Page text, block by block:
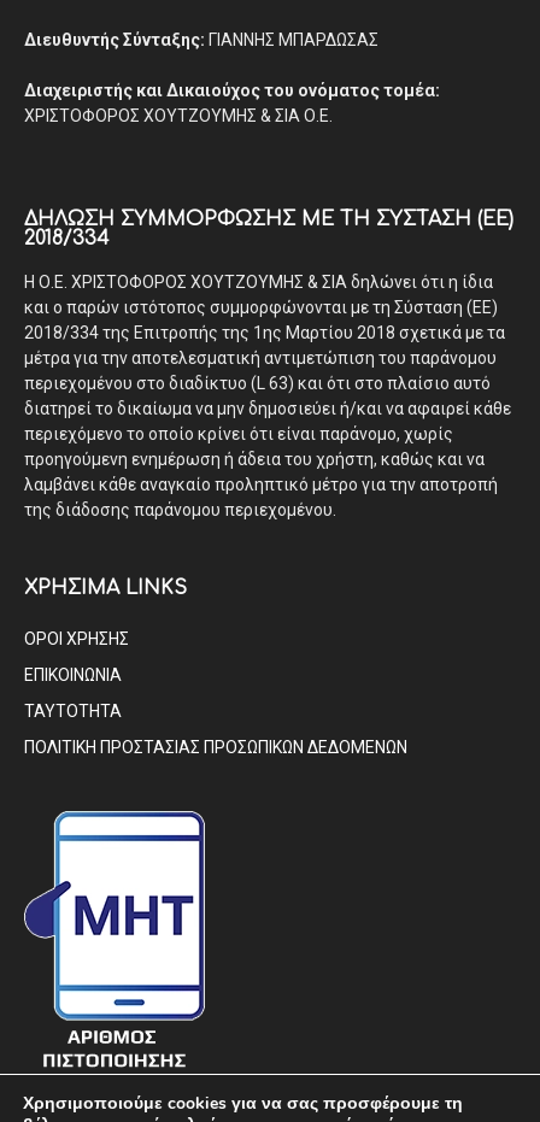
Διευθυντής Σύνταξης: ΓΙΑΝΝΗΣ ΜΠΑΡΔΩΣΑΣ
Διαχειριστής και Δικαιούχος του ονόματος τομέα:
ΧΡΙΣΤΟΦΟΡΟΣ ΧΟΥΤΖΟΥΜΗΣ & ΣΙΑ Ο.Ε.
ΔΉΛΩΣΗ ΣΥΜΜΌΡΦΩΣΗΣ ΜΕ ΤΗ ΣΎΣΤΑΣΗ (ΕΕ)
2018/334
Η Ο.Ε. ΧΡΙΣΤΟΦΟΡΟΣ ΧΟΥΤΖΟΥΜΗΣ & ΣΙΑ δηλώνει ότι η ίδια
και ο παρών ιστότοπος συμμορφώνονται με τη Σύσταση (ΕΕ)
2018/334 της Επιτροπής της 1ης Μαρτίου 2018 σχετικά με τα
μέτρα για την αποτελεσματική αντιμετώπιση του παράνομου
περιεχομένου στο διαδίκτυο (L 63) και ότι στο πλαίσιο αυτό
διατηρεί το δικαίωμα να μην δημοσιεύει ή/και να αφαιρεί κάθε
περιεχόμενο το οποίο κρίνει ότι είναι παράνομο, χωρίς
προηγούμενη ενημέρωση ή άδεια του χρήστη, καθώς και να
λαμβάνει κάθε αναγκαίο προληπτικό μέτρο για την αποτροπή
της διάδοσης παράνομου περιεχομένου.
ΧΡΗΣΙΜΑ LINKS
ΟΡΟΙ ΧΡΗΣΗΣ
ΕΠΙΚΟΙΝΩΝΙΑ
ΤΑΥΤΟΤΗΤΑ
ΠΟΛΙΤΙΚΗ ΠΡΟΣΤΑΣΙΑΣ ΠΡΟΣΩΠΙΚΩΝ ΔΕΔΟΜΕΝΩΝ
Χρησιμοποιούμε cookies για να σας προσφέρουμε τη